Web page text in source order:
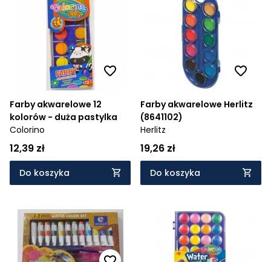
Farby akwarelowe 12
kolorów - duża pastylka
Colorino
12,39 zł
Do koszyka
Farby akwarelowe Herlitz
(8641102)
Herlitz
19,26 zł
Do koszyka